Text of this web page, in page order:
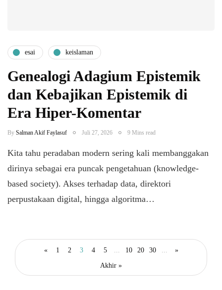
esai keislaman
Genealogi Adagium Epistemik
dan Kebajikan Epistemik di
Era Hiper-Komentar
By Salman Akif Faylasuf Juli 27, 2026 9 Mins read
Kita tahu peradaban modern sering kali membanggakan
dirinya sebagai era puncak pengetahuan (knowledge-
based society). Akses terhadap data, direktori
perpustakaan digital, hingga algoritma…
« 1 2 3 4 5 10 20 30 »
Akhir »